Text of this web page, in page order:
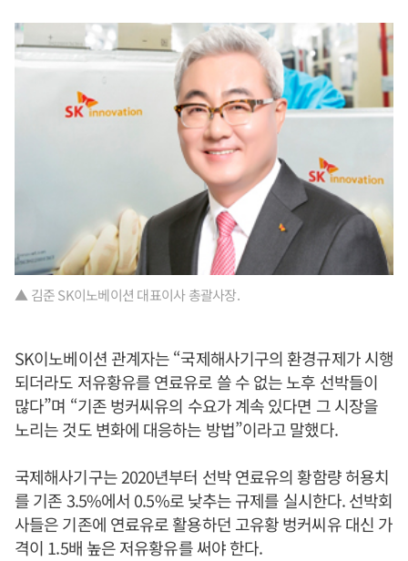
▲ 김준 SK이노베이션 대표이사 총괄사장.
SK이노베이션 관계자는 “국제해사기구의 환경규제가 시행
되더라도 저유황유를 연료유로 쓸 수 없는 노후 선박들이
많다”며 “기존 벙커씨유의 수요가 계속 있다면 그 시장을
노리는 것도 변화에 대응하는 방법”이라고 말했다.
국제해사기구는 2020년부터 선박 연료유의 황함량 허용치
를 기존 3.5%에서 0.5%로 낮추는 규제를 실시한다. 선박회
사들은 기존에 연료유로 활용하던 고유황 벙커씨유 대신 가
격이 1.5배 높은 저유황유를 써야 한다.